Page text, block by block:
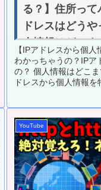
る？】住所っ
ドレスはどう
人情報はどこ
【IPアドレスから個
わかっちゃうの？IPア
の？ 個人情報はどこ
ドレスから個人情報を
YouTube